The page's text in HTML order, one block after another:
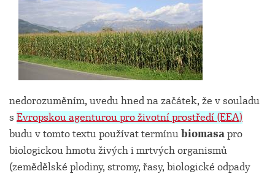
nedorozuměním, uvedu hned na začátek, že v souladu
s Evropskou agenturou pro životní prostředí (EEA)
budu v tomto textu používat termínubiomasapro
biologickou hmotu živých i mrtvých organismů
(zemědělské plodiny, stromy, řasy, biologické odpady